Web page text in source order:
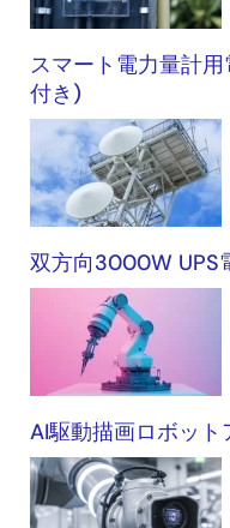
スマート電力量計
付き)
双方向3000W UPS
AI駆動描画ロボット